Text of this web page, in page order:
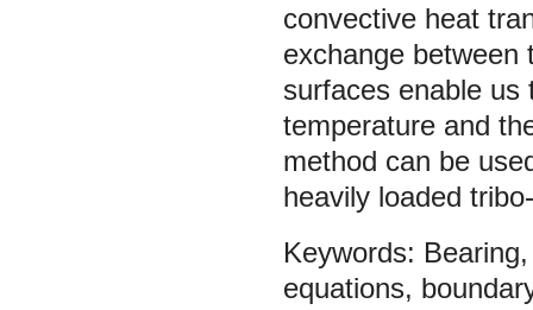
convective heat
exchange between
surfaces enable us
temperature and
method can be
heavily loaded
Bearing
equations,